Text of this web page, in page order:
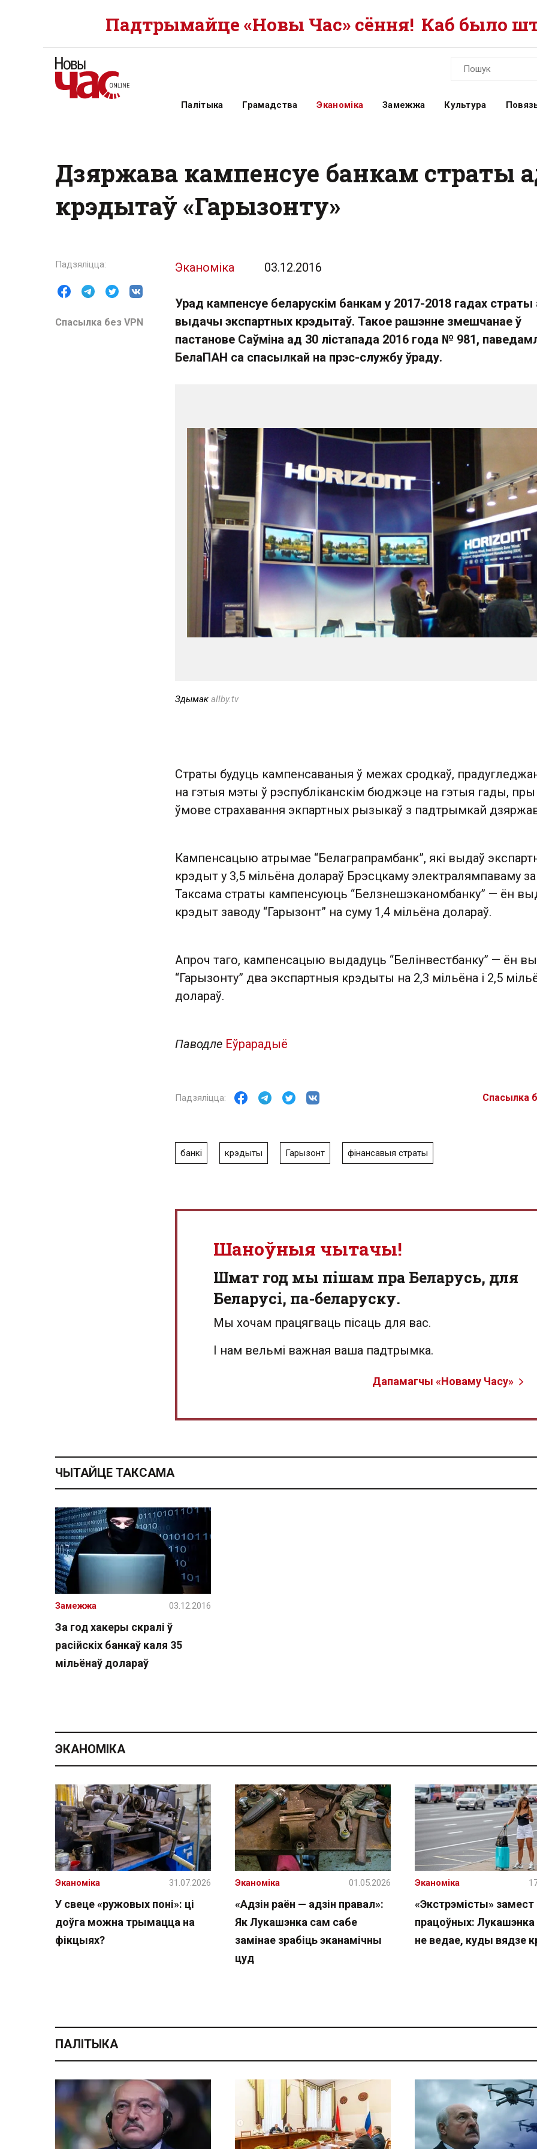
Падтрымайце «Новы Час» сёння! Каб было
Палітыка Грамадства Эканоміка Замежжа Культура
Дзяржава кампенсуе банкам страты
крэдытаў «Гарызонту»
Спасылка без VPN
Эканоміка 03.12.2016
Урад кампенсуе беларускім банкам у 2017-2018 гадах страты
выдачы экспартных крэдытаў. Такое рашэнне змешчанае ў
пастанове Саўміна ад 30 лістапада 2016 года № 981,
БелаПАН са спасылкай на прэс-службу ўраду.
Здымак allby.tv
Страты будуць кампенсаваныя ў межах сродкаў,
на гэтыя мэты ў рэспубліканскім бюджэце на гэтыя гады, пры
ўмове страхавання экпартных рызыкаў з падтрымкай
Кампенсацыю атрымае “Белаграпрамбанк”, які выдаў
крэдыт у 3,5 мільёна долараў Брэсцкаму электралямпаваму
Таксама страты кампенсуюць “Белзнешэканомбанку” — ён
крэдыт заводу “Гарызонт” на суму 1,4 мільёна долараў.
Апроч таго, кампенсацыю выдадуць “Белінвестбанку” — ён
“Гарызонту” два экспартныя крэдыты на 2,3 мільёна і 2,5
долараў.
Паводле Еўрарадыё
Спасылка
банкі крэдыты Гарызонт фінансавыя страты
Шаноўныя чытачы!
Шмат год мы пішам пра Беларусь, для
Беларусі, па-беларуску.
Мы хочам працягваць пісаць для вас.
І нам вельмі важная ваша падтрымка.
Дапамагчы «Новаму Часу»
ЧЫТАЙЦЕ ТАКСАМА
За год хакеры скралі ў
расійскіх банкаў каля 35
мільёнаў долараў
Замежжа 03.12.2016
ЭКАНОМІКА
У свеце «ружовых поні»: ці
доўга можна трымацца на
фікцыях?
Эканоміка 31.07.2026
«Адзін раён — адзін правал»:
Як Лукашэнка сам сабе
замінае зрабіць эканамічны
цуд
Эканоміка 01.05.2026
«Экстрэмісты» замест
працоўных:
не ведае, куды вядзе
Эканоміка
ПАЛІТЫКА